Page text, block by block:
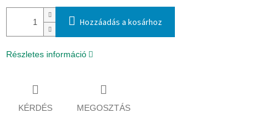
Hozzáadás a kosárhoz
Részletes információ
KÉRDÉS MEGOSZTÁS